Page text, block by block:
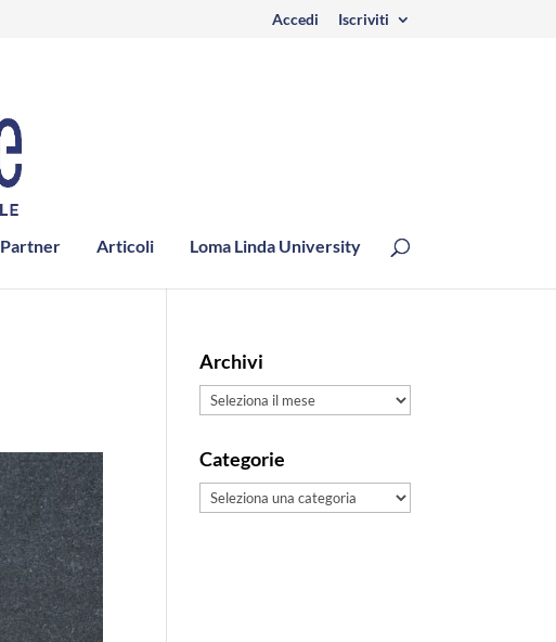
Accedi Iscriviti
Partner Articoli Loma Linda University
Archivi
Archivi
Categorie
Categorie